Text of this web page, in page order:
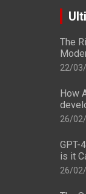
The
22/
How
26/
GPT-
is it
26/